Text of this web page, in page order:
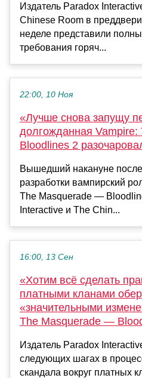
Издатель Paradox
Chinese Room в
неделе представили
требования горяч...
22:00, 10 Ноя
«Лучше снова запущу
долгожданная
Bloodlines 2
Вышедший накануне
разработки вампирский
The Masquerade —
Interactive и The Chin...
16:00, 13 Сен
«Хотим всё сделать
платными кланами
«значительными
The Masquerade —
Издатель Paradox
следующих шагах в
скандала вокруг платных